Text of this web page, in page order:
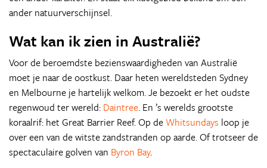
ander natuurverschijnsel.
Wat kan ik zien in Australië?
Voor de beroemdste bezienswaardigheden van Australië
moet je naar de oostkust. Daar heten wereldsteden Sydney
en Melbourne je hartelijk welkom. Je bezoekt er het oudste
regenwoud ter wereld: Daintree. En ’s werelds grootste
koraalrif: het Great Barrier Reef. Op deWhitsundays loop je
over een van de witste zandstranden op aarde. Of trotseer de
spectaculaire golven van Byron Bay.